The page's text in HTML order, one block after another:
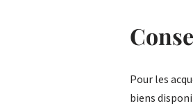
Pour les
biens